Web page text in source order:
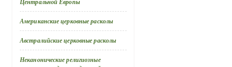
Центральной Европы
Американские церковные расколы
Австралийские церковные расколы
Неканонические религиозные